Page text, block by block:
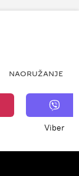
NAORUŽANJE
Viber